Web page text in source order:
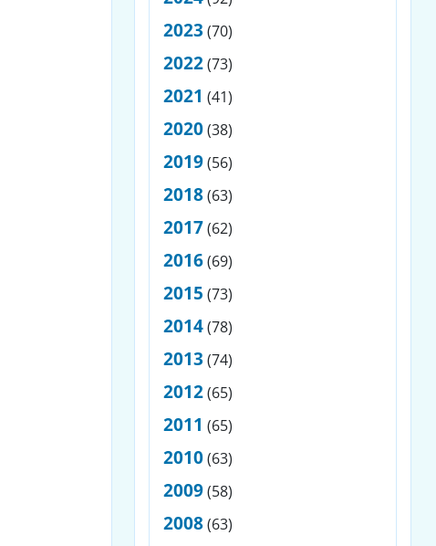
2023 (70)
2022(73)
2021 (41)
2020(38)
2019(56)
2018(63)
2017(62)
2016(69)
2015 (73)
2014(78)
2013 (74)
2012(65)
2011 (65)
2010(63)
2009(58)
2008(63)